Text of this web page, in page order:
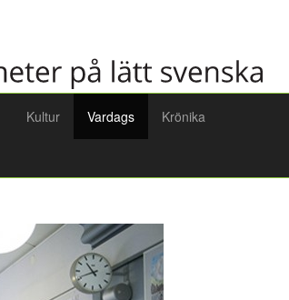
Kultur Vardags Krönika